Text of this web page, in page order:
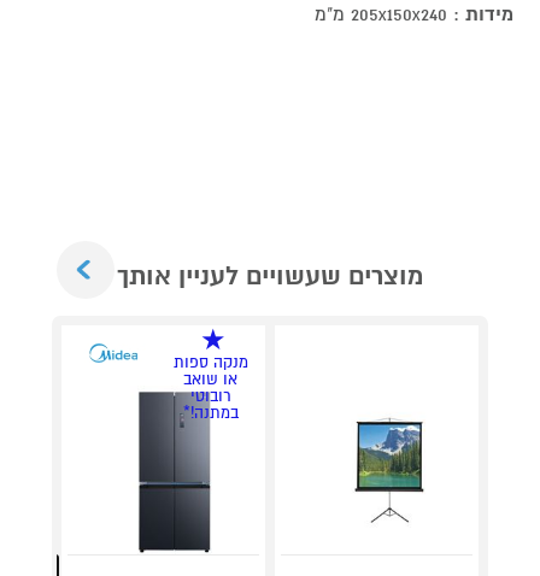
מידות: 205x150x240 מ"מ
מוצרים שעשויים לעניין אותך
מנקה ספות
או שואב
רובוטי
במתנה!*